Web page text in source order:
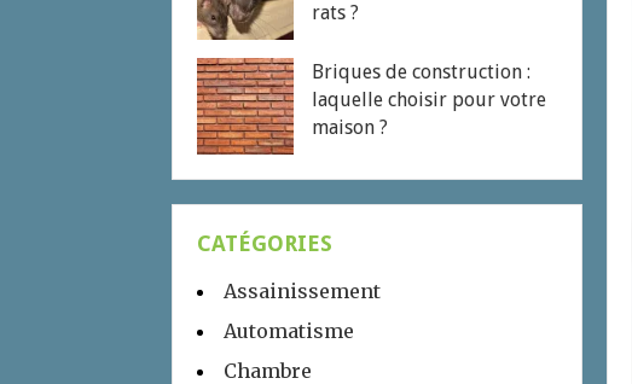
rats ?
Briques de construction :
laquelle choisir pour votre
maison ?
CATÉGORIES
Assainissement
Automatisme
Chambre